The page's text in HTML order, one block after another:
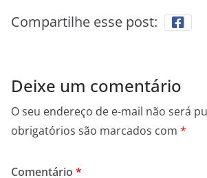
Compartilhe esse post:
Deixe um comentário
O seu endereço de e-mail não será
obrigatórios são marcados com *
Comentário *